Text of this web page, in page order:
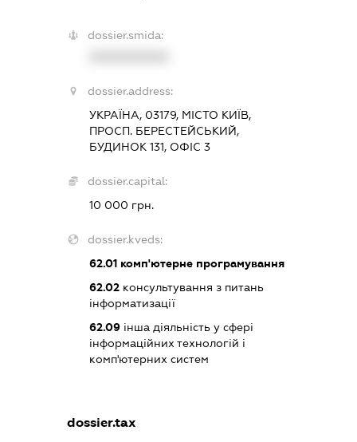
dossier.smida:
dossier.address:
УКРАЇНА, 03179, МІСТО КИЇВ,
ПРОСП. БЕРЕСТЕЙСЬКИЙ,
БУДИНОК 131, ОФІС 3
dossier.capital:
10 000 грн.
dossier.kveds:
62.01комп'ютерне програмування
62.02консультування з питань
інформатизації
62.09інша діяльність у сфері
інформаційних технологій і
комп'ютерних систем
dossier.tax